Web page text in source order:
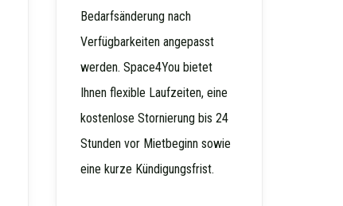
Bedarfsänderung nach
Verfügbarkeiten angepasst
werden. Space4You bietet
Ihnen flexible Laufzeiten, eine
kostenlose Stornierung bis 24
Stunden vor Mietbeginn sowie
eine kurze Kündigungsfrist.